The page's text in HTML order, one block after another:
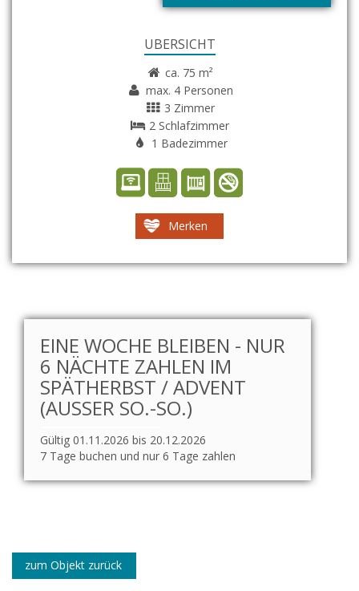
ÜBERSICHT
ca. 75 m²
max. 4 Personen
3 Zimmer
2 Schlafzimmer
1 Badezimmer
Merken
EINE WOCHE BLEIBEN - NUR
6 NÄCHTE ZAHLEN IM
SPÄTHERBST / ADVENT
(AUSSER SO.-SO.)
Gültig 01.11.2026 bis 20.12.2026
7 Tage buchen und nur 6 Tage zahlen
zum Objekt zurück